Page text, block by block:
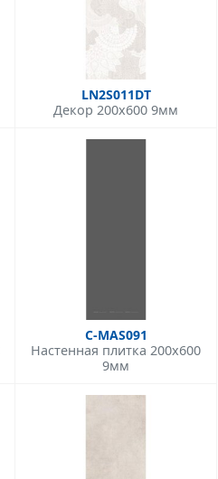
LN2S011DT
Декор 200x600 9мм
C-MAS091
Настенная плитка 200x600
9мм